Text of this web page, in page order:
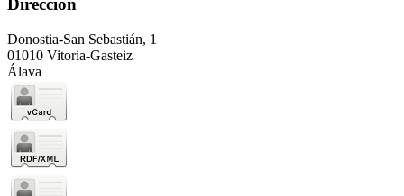
Dirección
Donostia-San Sebastián, 1
01010 Vitoria-Gasteiz
Álava